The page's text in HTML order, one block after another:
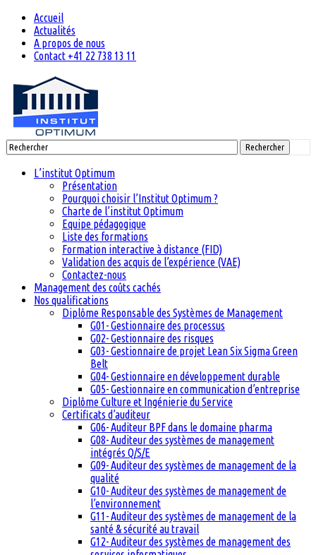
Accueil
Actualités
A propos de nous
Contact +41 22 738 13 11
Rechercher
L’institut Optimum
Présentation
Pourquoi choisir l’Institut Optimum ?
Charte de l’institut Optimum
Equipe pédagogique
Liste des formations
Formation interactive à distance (FID)
Validation des acquis de l’expérience (VAE)
Contactez-nous
Management des coûts cachés
Nos qualifications
Diplôme Responsable des Systèmes de Management
G01- Gestionnaire des processus
G02- Gestionnaire des risques
G03- Gestionnaire de projet Lean Six Sigma Green
Belt
G04- Gestionnaire en développement durable
G05- Gestionnaire en communication d’entreprise
Diplôme Culture et Ingénierie du Service
Certificats d’auditeur
G06- Auditeur BPF dans le domaine pharma
G08- Auditeur des systèmes de management
intégrés Q/S/E
G09- Auditeur des systèmes de management de la
qualité
G10- Auditeur des systèmes de management de
l’environnement
G11- Auditeur des systèmes de management de la
santé & sécurité au travail
G12- Auditeur des systèmes de management des